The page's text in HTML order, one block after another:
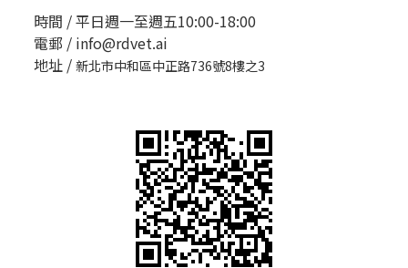
時間 / 平日週一至週五10:00-18:00
電郵 / info@rdvet.ai
地址 / 新北市中和區中正路736號8樓之3